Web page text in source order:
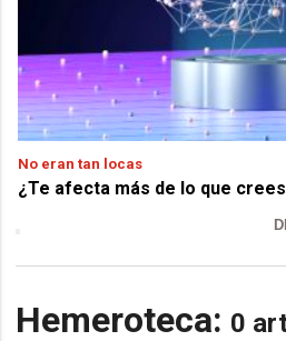
No eran tan locas
¿Te afecta más de lo que
Hemeroteca: 0